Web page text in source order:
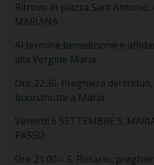
Ritrovo in piazza Sant’Antonio.
MARIANA.
Al termine benedizione e
alla Vergine Maria.
Ore 22.30. Preghiera del
buonanotte a Maria.
Venerdì 6 SETTEMBRE S.
PASSO
Ore 21.00 – S. Rosario,